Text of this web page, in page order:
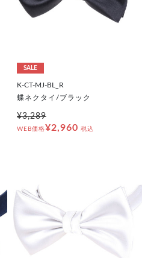
SALE
K-CT-MJ-BL_R
蝶ネクタイ/ブラック
¥3,289
WEB価格¥2,960 税込